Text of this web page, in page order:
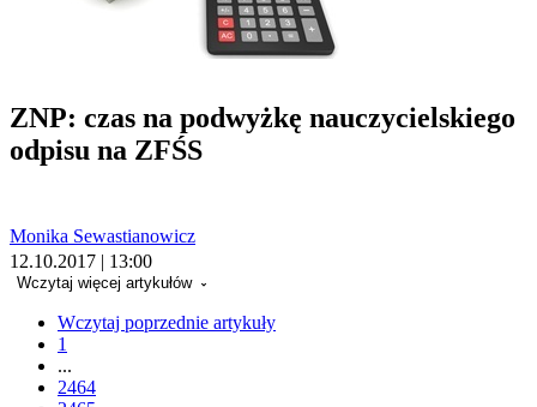
ZNP: czas na podwyżkę nauczycielskiego
odpisu na ZFŚS
Monika Sewastianowicz
12.10.2017 | 13:00
Wczytaj więcej artykułów
Wczytaj poprzednie artykuły
1
...
2464